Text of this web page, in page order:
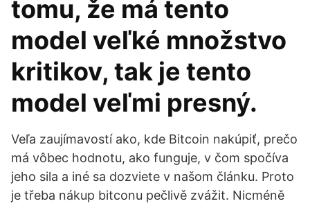
tomu, že má tento
model veľké množstvo
kritikov, tak je tento
model veľmi presný.
Veľa zaujímavostí ako, kde Bitcoin nakúpiť, prečo
má vôbec hodnotu, ako funguje, v čom spočíva
jeho sila a iné sa dozviete v našom článku. Proto
je třeba nákup bitconu pečlivě zvážit. Nicméně